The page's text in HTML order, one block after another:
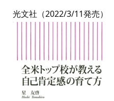
光文社（2022/3/11発売）